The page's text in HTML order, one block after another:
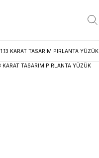
1.13 KARAT TASARIM PIRLANTA YÜZÜK